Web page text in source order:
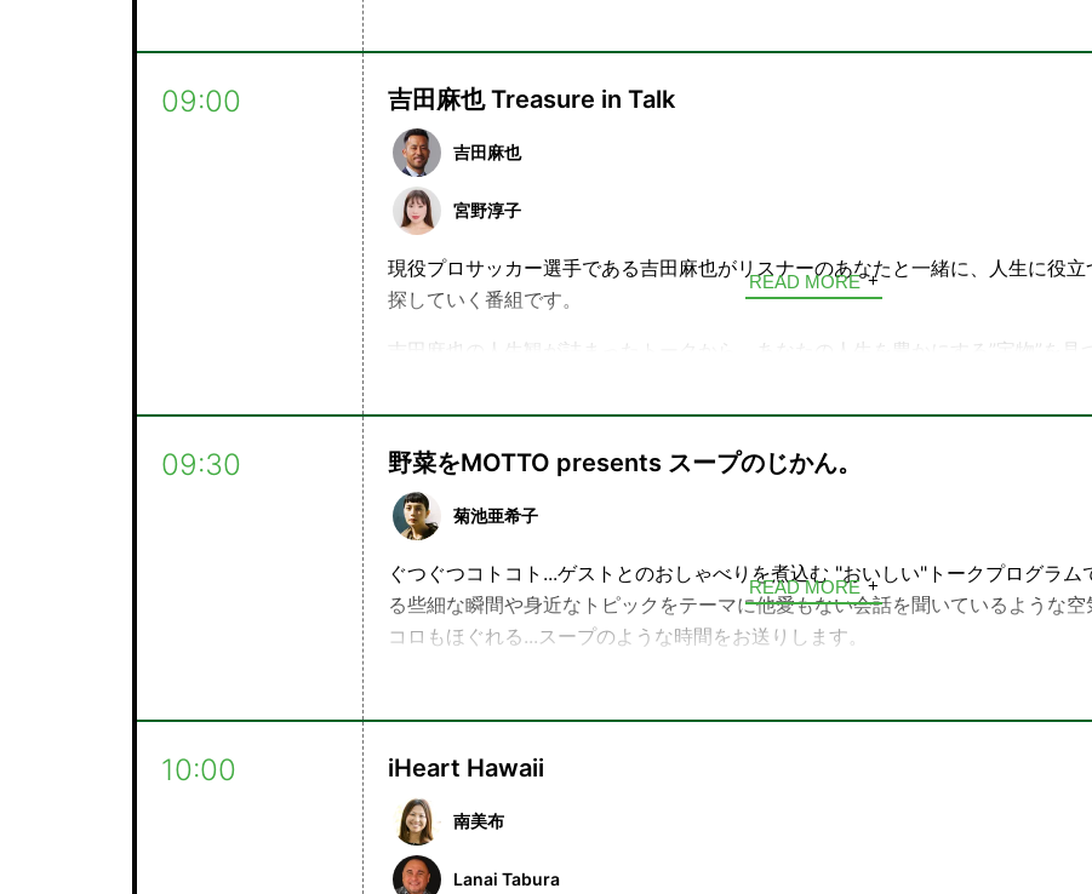
ボ、ゴルフライフ向上委員会ガレージで語る趣味の時間、コウタロウのやりた
の俺に言わせろ！など、魅力的なコーナー満載です。
09:00 吉田麻也 Treasure in Talk
吉田麻也
宮野淳子
現役プロサッカー選手である吉田麻也がリスナーのあなたと一緒に、人生に役立
探していく番組です。
吉田麻也の人生観が詰まったトークから、あなたの人生を豊かにする”宝物”を見
マーケティングのプロ、宮野淳子さんとゼロからマーケティングを学ぶコーナー
す。
一流のプロが語る有料級の情報をお聴きのがしなく！！
お便りは下記メッセージフォームへどうぞ
https://form.audee.jp/treasure/message
READ MORE
09:30 野菜をMOTTO presents スープのじかん。
菊池亜希子
ぐつぐつコトコト...ゲストとのおしゃべりを煮込む "おいしい"トークプログラム
る些細な瞬間や身近なトピックをテーマに他愛もない会話を聞いているような空
コロもほぐれる...スープのような時間をお送りします。
ハッシュタグ：#スープのじかん
READ MORE
10:00 iHeart Hawaii
南美布
Lanai Tabura